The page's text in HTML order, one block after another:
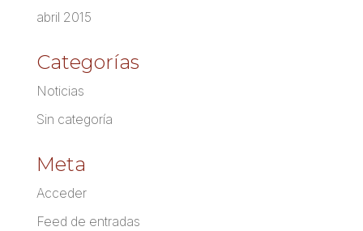
abril 2015
Categorías
Noticias
Sin categoría
Meta
Acceder
Feed de entradas